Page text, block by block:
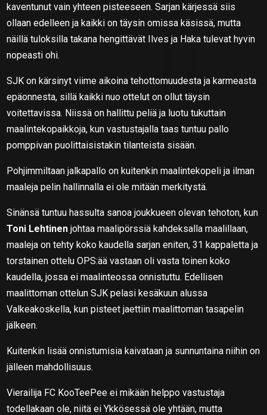
kaventunut vain yhteen pisteeseen. Sarjan kärjessä siis
ollaan edelleen ja kaikki on täysin omissa käsissä, mutta
näillä tuloksilla takana hengittävät Ilves ja Haka tulevat hyvin
nopeasti ohi.
SJK on kärsinyt viime aikoina tehottomuudesta ja karmeasta
epäonnesta, sillä kaikki nuo ottelut on ollut täysin
voitettavissa. Niissä on hallittu peliä ja luotu tukuttain
maalintekopaikkoja, kun vastustajalla taas tuntuu pallo
pomppivan puolittaisistakin tilanteista sisään.
Pohjimmiltaan jalkapallo on kuitenkin maalintekopeli ja ilman
maaleja pelin hallinnalla ei ole mitään merkitystä.
Sinänsä tuntuu hassulta sanoa joukkueen olevan tehoton, kun
Toni Lehtinen johtaa maalipörssiä kahdeksalla maalillaan,
maaleja on tehty koko kaudella sarjan eniten, 31 kappaletta ja
torstainen ottelu OPS:ää vastaan oli vasta toinen koko
kaudella, jossa ei maalinteossa onnistuttu. Edellisen
maalittoman ottelun SJK pelasi kesäkuun alussa
Valkeakoskella, kun pisteet jaettiin maalittoman tasapelin
jälkeen.
Kuitenkin lisää onnistumisia kaivataan ja sunnuntaina niihin on
jälleen mahdollisuus.
Vierailija FC KooTeePee ei mikään helppo vastustaja
todellakaan ole, niitä ei Ykkösessä ole yhtään, mutta